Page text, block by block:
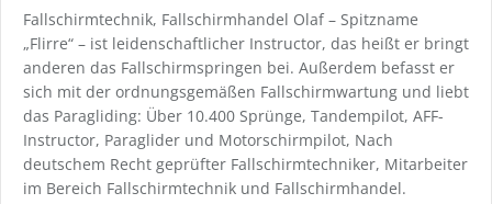
Fallschirmtechnik, Fallschirmhandel Olaf – Spitzname
„Flirre“ – ist leidenschaftlicher Instructor, das heißt er bringt
anderen das Fallschirmspringen bei. Außerdem befasst er
sich mit der ordnungsgemäßen Fallschirmwartung und liebt
das Paragliding: Über 10.400 Sprünge, Tandempilot, AFF-
Instructor, Paraglider und Motorschirmpilot, Nach
deutschem Recht geprüfter Fallschirmtechniker, Mitarbeiter
im Bereich Fallschirmtechnik und Fallschirmhandel.